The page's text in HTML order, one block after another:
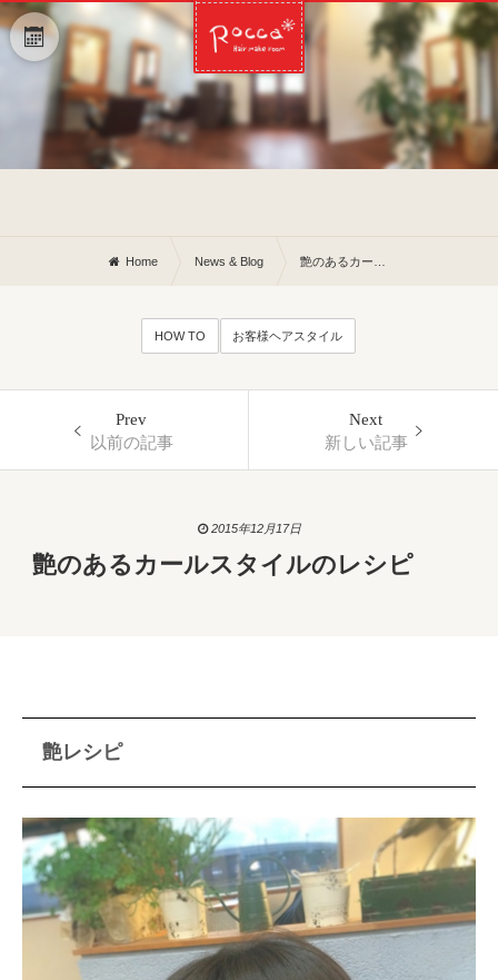
Home News & Blog 艶のあるカールスタイルのレシピ
HOW TO お客様ヘアスタイル
Prev
以前の記事
Next
新しい記事
2015年12月17日
艶のあるカールスタイルのレシピ
艶レシピ